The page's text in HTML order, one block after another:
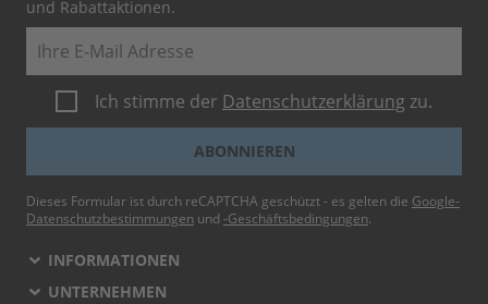
und Rabattaktionen.
Ich stimme der Datenschutzerklärung zu.
ABONNIEREN
Dieses Formular ist durch reCAPTCHA geschützt - es gelten die Google-
Datenschutzbestimmungen und -Geschäftsbedingungen.
INFORMATIONEN
UNTERNEHMEN